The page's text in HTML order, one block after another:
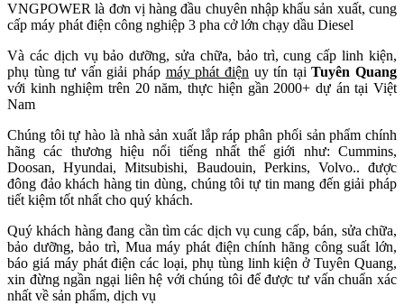
VNGPOWER là đơn vị hàng đầu chuyên nhập khẩu sản xuất, cung
cấp máy phát điện công nghiệp 3 pha cở lớn chạy dầu Diesel
Và các dịch vụ bảo dưỡng, sửa chữa, bảo trì, cung cấp linh kiện,
phụ tùng tư vấn giải pháp máy phát điệnuy tín tạiTuyên Quang
với kinh nghiệm trên 20 năm, thực hiện gần 2000+ dự án tại Việt
Nam
Chúng tôi tự hào là nhà sản xuất lắp ráp phân phối sản phẩm chính
hãng các thương hiệu nổi tiếng nhất thế giới như: Cummins,
Doosan, Hyundai, Mitsubishi, Baudouin, Perkins, Volvo.. được
đông đảo khách hàng tin dùng, chúng tôi tự tin mang đến giải pháp
tiết kiệm tốt nhất cho quý khách.
Quý khách hàng đang cần tìm các dịch vụ cung cấp, bán, sửa chữa,
bảo dưỡng, bảo trì, Mua máy phát điện chính hãng công suất lớn,
báo giá máy phát điện các loại, phụ tùng linh kiện ở Tuyên Quang,
xin đừng ngần ngại liên hệ với chúng tôi để được tư vấn chuẩn xác
nhất về sản phẩm, dịch vụ